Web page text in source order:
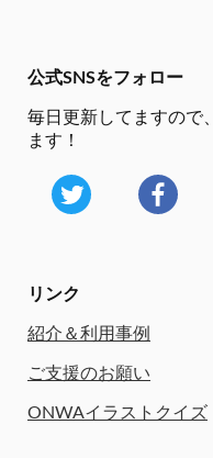
公式SNSをフォロー
毎日更新してますので、
ます！
リンク
紹介＆利用事例
ご支援のお願い
ONWAイラストクイズ